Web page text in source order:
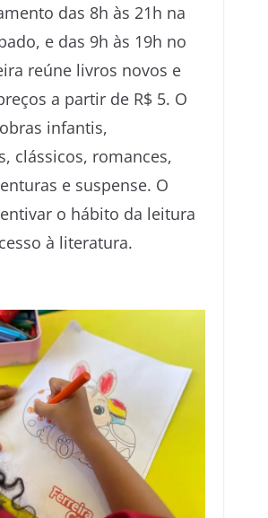
das 8h às 21h na
e das 9h às 19h no
reúne livros novos e
a partir de R$ 5. O
infantis,
clássicos, romances,
e suspense. O
o hábito da leitura
à literatura.